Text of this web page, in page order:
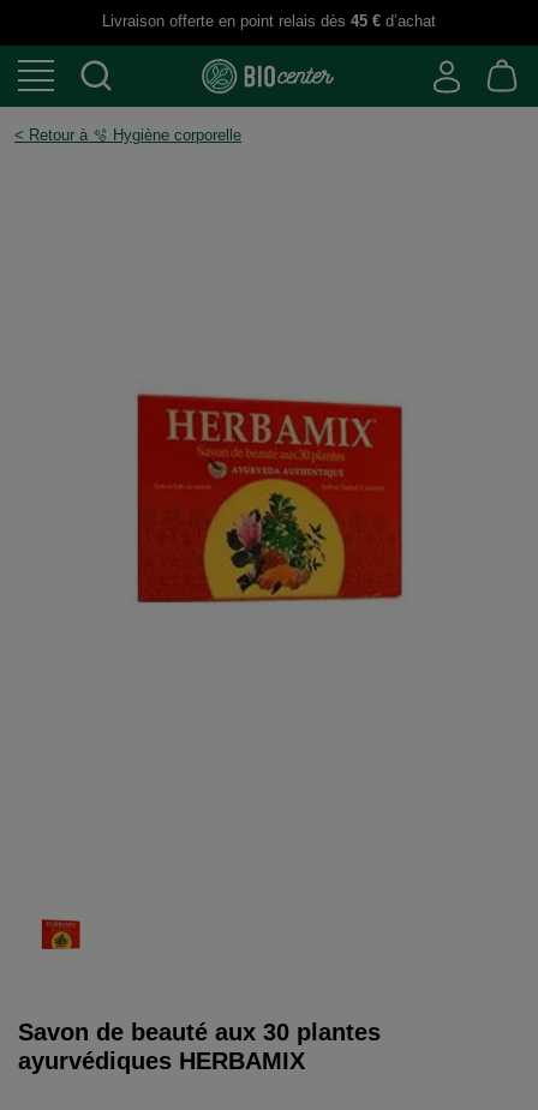
Livraison offerte en point relais dès 45 € d’achat
Savon de beauté aux 30 plantes
ayurvédiques HERBAMIX